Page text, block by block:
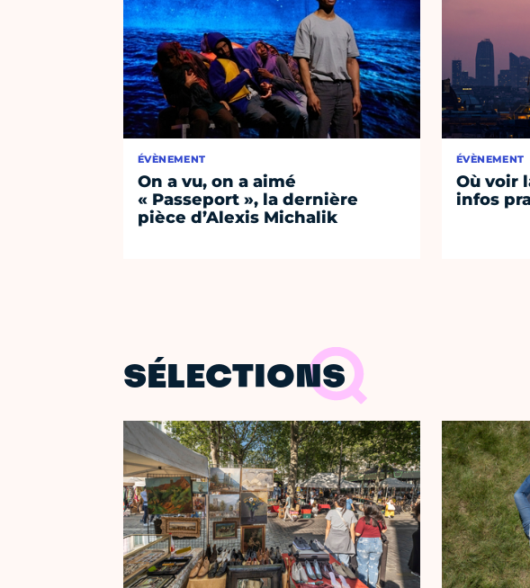
ÉVÈNEMENT
On a vu, on a aimé
« Passeport », la dernière
pièce d’Alexis Michalik
ÉVÈNEMENT
Où voir
infos
SÉLECTIONS